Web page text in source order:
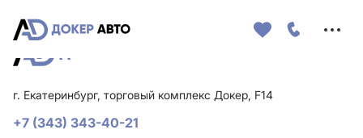
г. Екатеринбург, торговый комплекс Докер, F14
+7 (343) 343-40-21